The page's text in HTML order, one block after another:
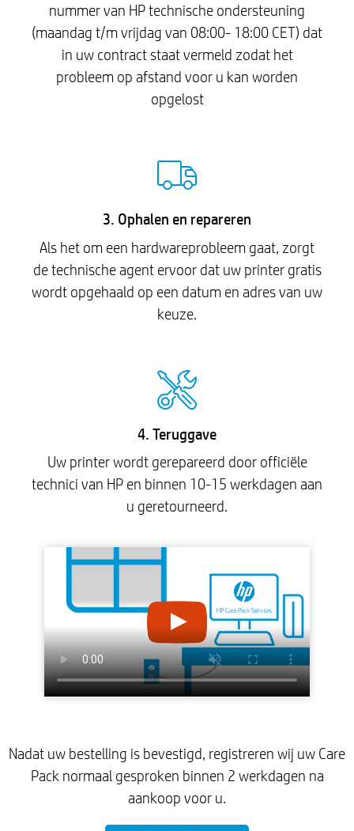
nummer van HP technische ondersteuning
(maandag t/m vrijdag van 08:00- 18:00 CET) dat
in uw contract staat vermeld zodat het
probleem op afstand voor u kan worden
opgelost
3. Ophalen en repareren
Als het om een hardwareprobleem gaat, zorgt
de technische agent ervoor dat uw printer gratis
wordt opgehaald op een datum en adres van uw
keuze.
4. Teruggave
Uw printer wordt gerepareerd door officiële
technici van HP en binnen 10-15 werkdagen aan
u geretourneerd.
Nadat uw bestelling is bevestigd, registreren wij uw Care
Pack normaal gesproken binnen 2 werkdagen na
aankoop voor u.